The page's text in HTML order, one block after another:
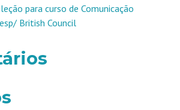
para curso de Comunicação
British Council